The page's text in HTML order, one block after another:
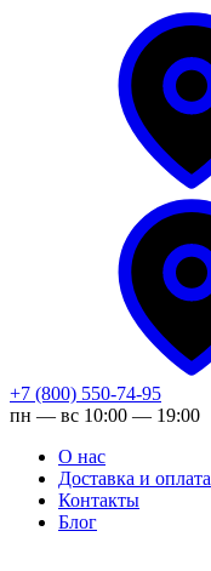
+7 (800) 550-74-95
пн — вс 10:00 — 19:00
О нас
Доставка и оплата
Контакты
Блог